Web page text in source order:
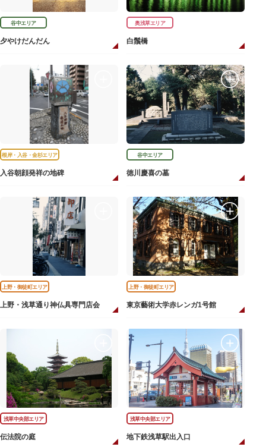
谷中エリア
夕やけだんだん
奥浅草エリア
白鬚橋
根岸・入谷・金杉エリア
入谷朝顔発祥の地碑
谷中エリア
徳川慶喜の墓
上野・御徒町エリア
上野・浅草通り神仏具専門店会
上野・御徒町エリア
東京藝術大学赤レンガ1号館
浅草中央部エリア
伝法院の庭
浅草中央部エリア
地下鉄浅草駅出入口